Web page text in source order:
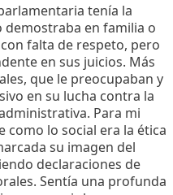
tenía la
en familia o
falta de respeto, pero
en sus juicios. Más
que le preocupaban y
en su lucha contra la
Para mi
lo social era la ética
su imagen del
declaraciones de
Sentía una profunda